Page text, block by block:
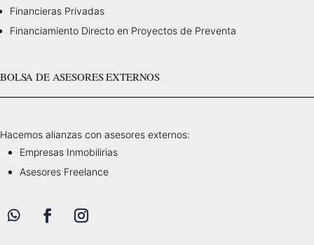
Financieras Privadas
Financiamiento Directo en Proyectos de Preventa
BOLSA DE ASESORES EXTERNOS
Hacemos alianzas con asesores externos:
Empresas Inmobilirias
Asesores Freelance